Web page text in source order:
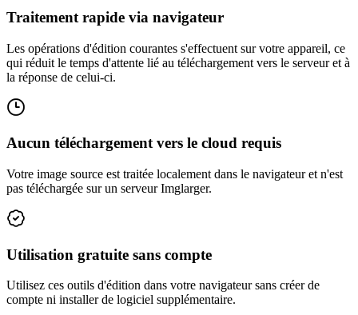
Traitement rapide via navigateur
Les opérations d'édition courantes s'effectuent sur votre appareil, ce
qui réduit le temps d'attente lié au téléchargement vers le serveur et à
la réponse de celui-ci.
Aucun téléchargement vers le cloud requis
Votre image source est traitée localement dans le navigateur et n'est
pas téléchargée sur un serveur Imglarger.
Utilisation gratuite sans compte
Utilisez ces outils d'édition dans votre navigateur sans créer de
compte ni installer de logiciel supplémentaire.